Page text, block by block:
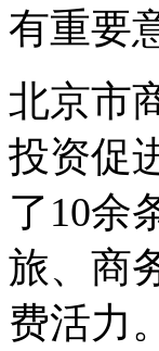
有重要
北京市
投资促
了10余
旅、商
费活力。